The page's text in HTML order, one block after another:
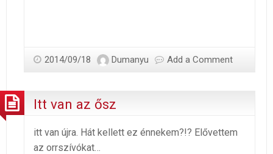
2014/09/18 Dumanyu Add a Comment
Itt van az ősz
itt van újra. Hát kellett ez énnekem?!? Elővettem
az orrszívókat…